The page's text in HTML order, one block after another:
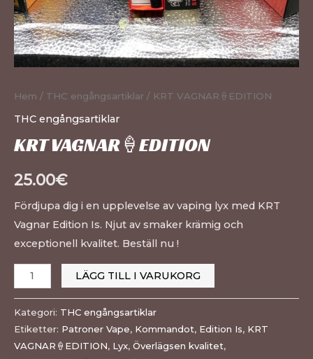
Hem / THC engångsartiklar / KRT VAGNAR🍦EDITION
THC engångsartiklar
KRT VAGNAR🍦EDITION
25.00€
Fördjupa dig i en upplevelse av vaping lyx med KRT
Vagnar Edition Is. Njut av smaker krämig och
exceptionell kvalitet. Beställ nu !
LÄGG TILL I VARUKORG
Kategori: THC engångsartiklar
Etiketter: Patroner Vape, Kommandot, Edition Is, KRT
VAGNAR🍦EDITION, Lyx, Överlägsen kvalitet,